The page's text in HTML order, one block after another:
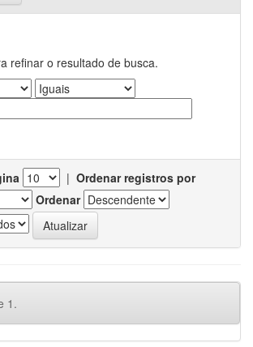
refinar o resultado de busca.
| Ordenar registros por
Ordenar
1.